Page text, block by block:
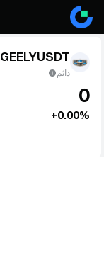
GEELYUSDT
دائم
0
+0.00%